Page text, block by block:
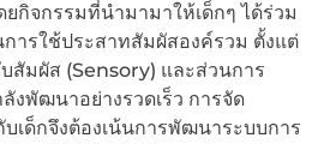
กิจกรรมที่นำมามาให้เด็กๆ ได้ร่วม
ารใช้ประสาทสัมผัสองค์รวม ตั้งแต่
สัมผัส (Sensory) และส่วนการ
งพัฒนาอย่างรวดเร็ว การจัด
เด็กจึงต้องเน้นการพัฒนาระบบการ